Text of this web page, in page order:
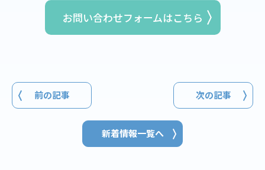
お問い合わせフォームはこちら
前の記事 次の記事
新着情報一覧へ